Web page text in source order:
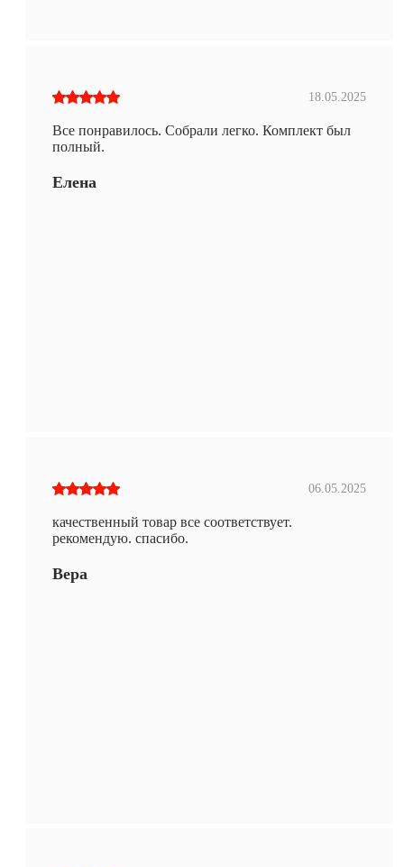
18.05.2025
Все понравилось. Собрали легко. Комплект был
полный.
Елена
06.05.2025
качественный товар все соответствует.
рекомендую. спасибо.
Вера